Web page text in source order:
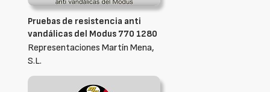
Pruebas de resistencia anti
vandálicas del Modus 770 1280
Representaciones Martín Mena,
S.L.